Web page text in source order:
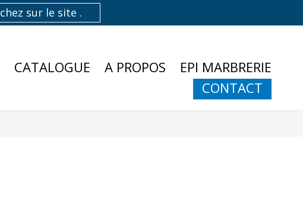
CATALOGUE A PROPOS
EPI MARBRERIE
CONTACT